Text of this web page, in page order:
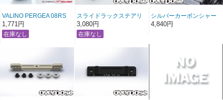
VALINO PERGEA 08RS
26mm
1,771円
スライドラックステアリ
ングセット/ブラック
※Vacula
3,080円
シルバーカーボンシャー
シセット(メイン:2.4mm,
4,840円